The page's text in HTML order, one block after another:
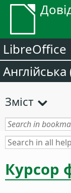
LibreOffice
Зміст
Курсор